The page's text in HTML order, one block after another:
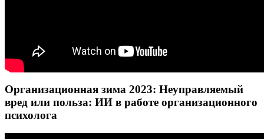
Организационная зима 2023: Неуправляемый
вред или польза: ИИ в работе организационного
психолога